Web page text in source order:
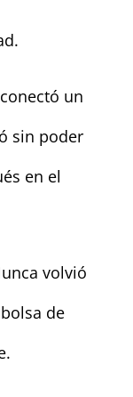
un
sin poder
en el
volvió
de